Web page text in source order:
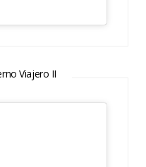
Viajero II